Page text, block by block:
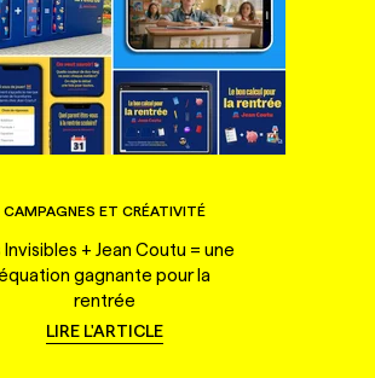
CAMPAGNES ET CRÉATIVITÉ
Invisibles + Jean Coutu = une
gagnante pour la
rentrée
LIRE L'ARTICLE